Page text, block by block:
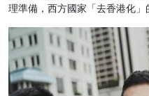
理準備，西方國家「去香港化」